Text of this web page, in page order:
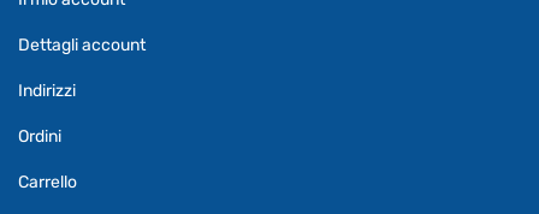
Dettagli account
Indirizzi
Ordini
Carrello